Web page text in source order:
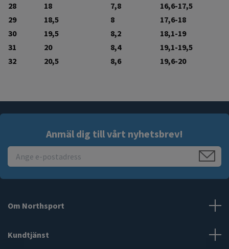
28
18 7,8
16,6-17,5
29
18,5 8
17,6-18
30
19,5 8,2
18,1-19
31
20 8,4
19,1-19,5
32
20,5 8,6 19,6-20
Anmäl dig till vårt nyhetsbrev!
Om Northsport
Kundtjänst